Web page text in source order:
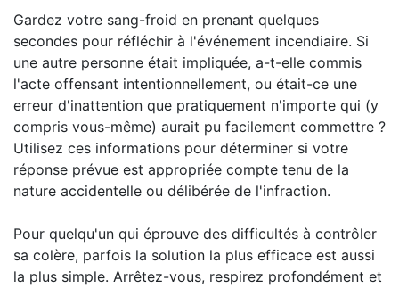
Gardez votre sang-froid en prenant quelques
secondes pour réfléchir à l'événement incendiaire. Si
une autre personne était impliquée, a-t-elle commis
l'acte offensant intentionnellement, ou était-ce une
erreur d'inattention que pratiquement n'importe qui (y
compris vous-même) aurait pu facilement commettre ?
Utilisez ces informations pour déterminer si votre
réponse prévue est appropriée compte tenu de la
nature accidentelle ou délibérée de l'infraction.
Pour quelqu'un qui éprouve des difficultés à contrôler
sa colère, parfois la solution la plus efficace est aussi
la plus simple. Arrêtez-vous, respirez profondément et